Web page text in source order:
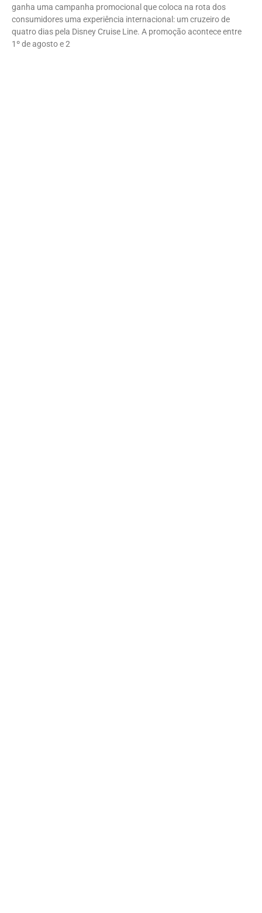
ganha uma campanha promocional que coloca na rota dos
consumidores uma experiência internacional: um cruzeiro de
quatro dias pela Disney Cruise Line. A promoção acontece entre
1º de agosto e 2